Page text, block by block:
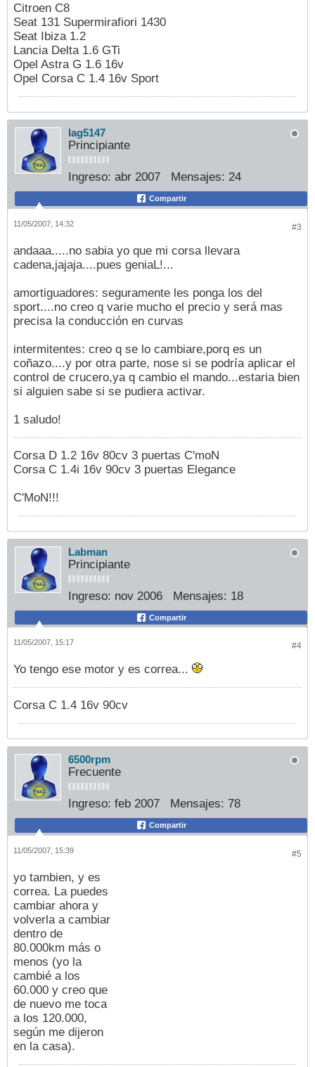
Citroen C8
Seat 131 Supermirafiori 1430
Seat Ibiza 1.2
Lancia Delta 1.6 GTi
Opel Astra G 1.6 16v
Opel Corsa C 1.4 16v Sport
lag5147
Principiante
Ingreso: abr 2007 Mensajes: 24
Compartir
#3
11/05/2007, 14:32
andaaa.....no sabia yo que mi corsa llevara
cadena,jajaja....pues geniaL!...
amortiguadores: seguramente les ponga los del
sport....no creo q varie mucho el precio y será mas
precisa la conducción en curvas
intermitentes: creo q se lo cambiare,porq es un
coñazo....y por otra parte, nose si se podría aplicar el
control de crucero,ya q cambio el mando...estaria bien
si alguien sabe si se pudiera activar.
1 saludo!
Corsa D 1.2 16v 80cv 3 puertas C'moN
Corsa C 1.4i 16v 90cv 3 puertas Elegance
C'MoN!!!
Labman
Principiante
Ingreso: nov 2006 Mensajes: 18
Compartir
#4
11/05/2007, 15:17
Yo tengo ese motor y es correa...
Corsa C 1.4 16v 90cv
6500rpm
Frecuente
Ingreso: feb 2007 Mensajes: 78
Compartir
#5
11/05/2007, 15:39
yo tambien, y es
correa. La puedes
cambiar ahora y
volverla a cambiar
dentro de
80.000km más o
menos (yo la
cambié a los
60.000 y creo que
de nuevo me toca
a los 120.000,
según me dijeron
en la casa).